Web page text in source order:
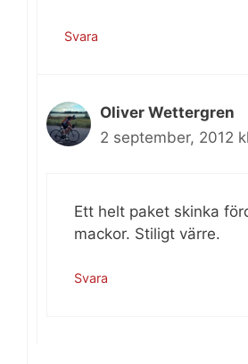
Svara
Oliver Wettergren
2 september, 2012
Ett helt paket skinka
mackor. Stiligt värre.
Svara